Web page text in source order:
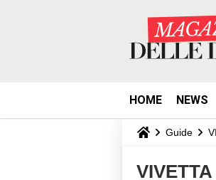
HOME NEWS
Guide